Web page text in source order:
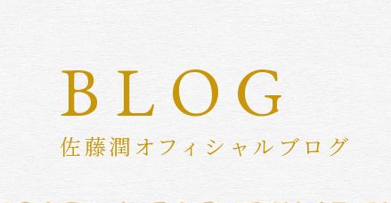
BLOG
佐藤潤オフィシャルブログ